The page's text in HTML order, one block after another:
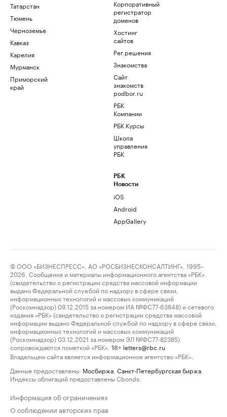
Татарстан
Тюмень
Черноземье
Кавказ
Карелия
Мурманск
Приморский
край
Корпоративный
регистратор
доменов
Хостинг
сайтов
Рег.решения
Знакомства
Сайт
знакомств
podbor.ru
РБК
Компании
РБК Курсы
Школа
управления
РБК
РБК
Новости
iOS
Android
AppGallery
© ООО «БИЗНЕСПРЕСС», АО «РОСБИЗНЕСКОНСАЛТИНГ», 1995–
2026. Сообщения и материалы информационного агентства «РБК»
(свидетельство о регистрации средства массовой информации
выдано Федеральной службой по надзору в сфере связи,
информационных технологий и массовых коммуникаций
(Роскомнадзор) 09.12.2015 за номером ИА №ФС77-63848) и сетевого
издания «РБК» (свидетельство о регистрации средства массовой
информации выдано Федеральной службой по надзору в сфере связи,
информационных технологий и массовых коммуникаций
(Роскомнадзор) 03.12.2021 за номером ЭЛ №ФС77-82385)
сопровождаются пометкой «РБК».
18+ letters@rbc.ru
Владельцем сайта является информационное агентство «РБК».
Данные предоставлены: Мосбиржа Санкт-Петербургская биржа
Индексы облигаций предоставлены Cbonds.
Информация об ограничениях
О соблюдении авторских прав